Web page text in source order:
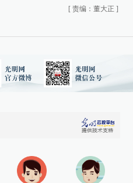
[ 责编：董大正 ]